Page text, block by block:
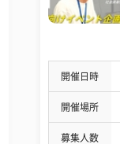
開催日時
開催場所
募集人数